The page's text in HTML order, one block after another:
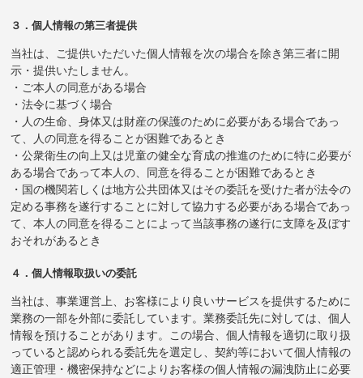
３．個人情報の第三者提供
当社は、ご提供いただいた個人情報を次の場合を除き第三者に開
示・提供いたしません。
・ご本人の同意がある場合
・法令に基づく場合
・人の生命、身体又は財産の保護のために必要がある場合であっ
て、人の同意を得ることが困難であるとき
・公衆衛生の向上又は児童の健全な育成の推進のために特に必要が
ある場合であって本人の、同意を得ることが困難であるとき
・国の機関若しくは地方公共団体又はその委託を受けた者が法令の
定める事務を遂行することに対して協力する必要がある場合であっ
て、本人の同意を得ることによって当該事務の遂行に支障を及ぼす
おそれがあるとき
４．個人情報取扱いの委託
当社は、事業運営上、お客様により良いサービスを提供するために
業務の一部を外部に委託しています。業務委託先に対しては、個人
情報を預けることがあります。この場合、個人情報を適切に取り扱
っていると認められる委託先を選定し、契約等において個人情報の
適正管理・機密保持などによりお客様の個人情報の漏洩防止に必要